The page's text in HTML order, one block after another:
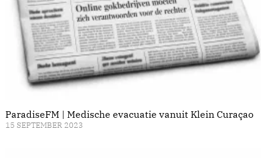
ParadiseFM | Medische evacuatie vanuit Klein Curaçao
15 SEPTEMBER 2023